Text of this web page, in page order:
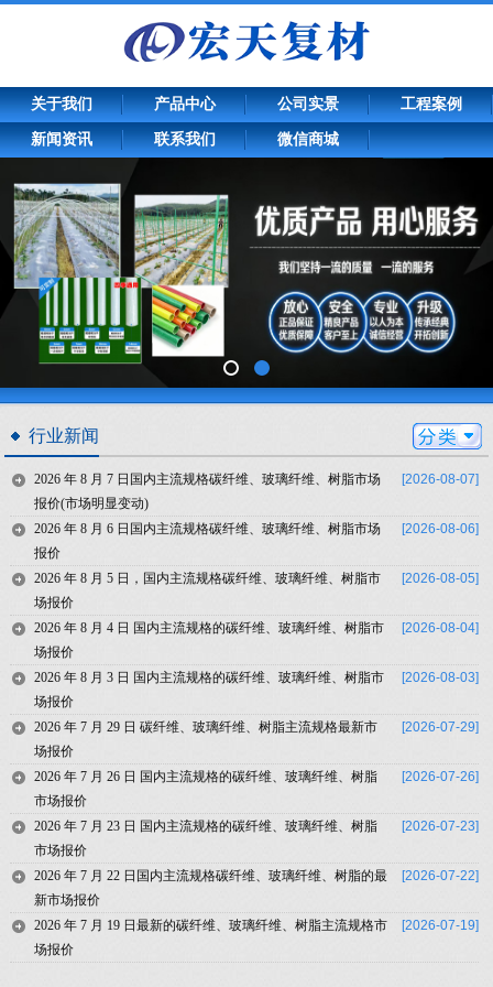
关于我们 产品中心 公司实景 工程案例
新闻资讯 联系我们 微信商城
行业新闻
[2026-08-07]
2026 年 8 月 7 日国内主流规格碳纤维、玻璃纤维、树脂市场
报价(市场明显变动)
[2026-08-06]
2026 年 8 月 6 日国内主流规格碳纤维、玻璃纤维、树脂市场
报价
[2026-08-05]
2026 年 8 月 5 日，国内主流规格碳纤维、玻璃纤维、树脂市
场报价
[2026-08-04]
2026 年 8 月 4 日 国内主流规格的碳纤维、玻璃纤维、树脂市
场报价
[2026-08-03]
2026 年 8 月 3 日 国内主流规格的碳纤维、玻璃纤维、树脂市
场报价
[2026-07-29]
2026 年 7 月 29 日 碳纤维、玻璃纤维、树脂主流规格最新市
场报价
[2026-07-26]
2026 年 7 月 26 日 国内主流规格的碳纤维、玻璃纤维、树脂
市场报价
[2026-07-23]
2026 年 7 月 23 日 国内主流规格的碳纤维、玻璃纤维、树脂
市场报价
[2026-07-22]
2026 年 7 月 22 日国内主流规格碳纤维、玻璃纤维、树脂的最
新市场报价
[2026-07-19]
2026 年 7 月 19 日最新的碳纤维、玻璃纤维、树脂主流规格市
场报价